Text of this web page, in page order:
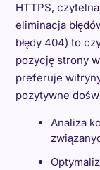
HTTPS,
eliminacja
błędy 404) to
pozycję strony
preferuje
pozytywne
Analiza